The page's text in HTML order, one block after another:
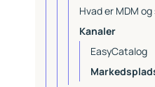
Extended
Premium
Hvad er MDM
Kanaler
EasyCatalog